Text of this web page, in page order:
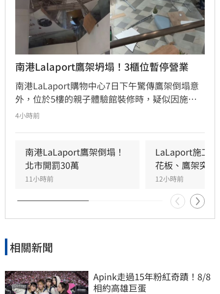
南港Lalaport鷹架坍塌！3櫃位暫停營業
南港LaLaport購物中心7日下午驚傳鷹架倒塌意
外，位於5樓的親子體驗館裝修時，疑似因施工
未固定妥當，導致鷹架與天花板崩落，現場粉塵
3樓部分櫃位暫停營業，其餘區域則維持正常運
作，目前相關單位正積極介入調查，以確保商場
消費安全。
4小時前
南港LaLaport鷹架倒塌！
北市開罰30萬
11小時前
LaLaport施工
花板、鷹架突掉
12小時前
相關新聞
Apink走過15年粉紅奇蹟！8/8
相約高雄巨蛋